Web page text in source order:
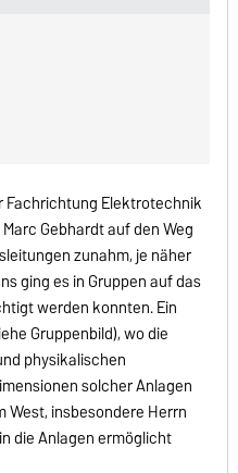
Fachrichtung Elektrotechnik
Gebhardt auf den Weg
zunahm, je näher
ging es in Gruppen auf das
werden konnten. Ein
Gruppenbild), wo die
physikalischen
solcher Anlagen
West, insbesondere Herrn
die Anlagen ermöglicht